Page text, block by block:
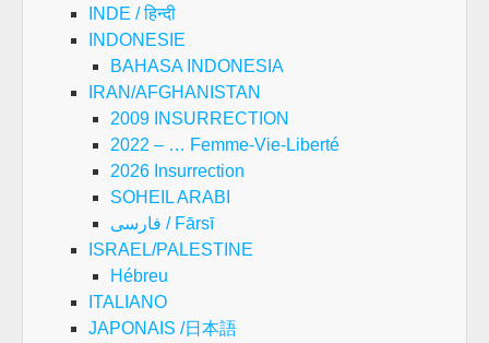
INDE / हिन्दी
INDONESIE
BAHASA INDONESIA
IRAN/AFGHANISTAN
2009 INSURRECTION
2022 – … Femme-Vie-Liberté
2026 Insurrection
SOHEIL ARABI
فارسی / Fārsī
ISRAEL/PALESTINE
Hébreu
ITALIANO
JAPONAIS /日本語